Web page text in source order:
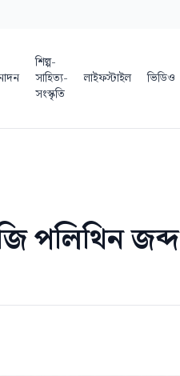
শিল্প-
সাহিত্য-
সংস্কৃতি
লাইফস্টাইল ভিডিও
পলিথিন জব্দ